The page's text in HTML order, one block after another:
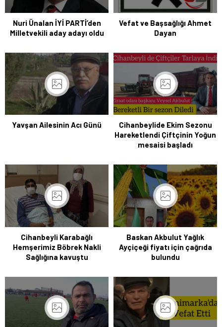
Nuri Ünalan İYİ PARTİ’den
Milletvekili aday adayı oldu
Vefat ve Başsağlığı Ahmet
Dayan
Yavşan Ailesinin Acı Günü
Cihanbeylide Ekim Sezonu
Hareketlendi Çiftçinin Yoğun
mesaisi başladı
Cihanbeyli Karabağlı
Hemşerimiz Böbrek Nakli
Sağlığına kavuştu
Baskan Akbulut Yağlık
Ayçiçeği fiyatı için çağrıda
bulundu